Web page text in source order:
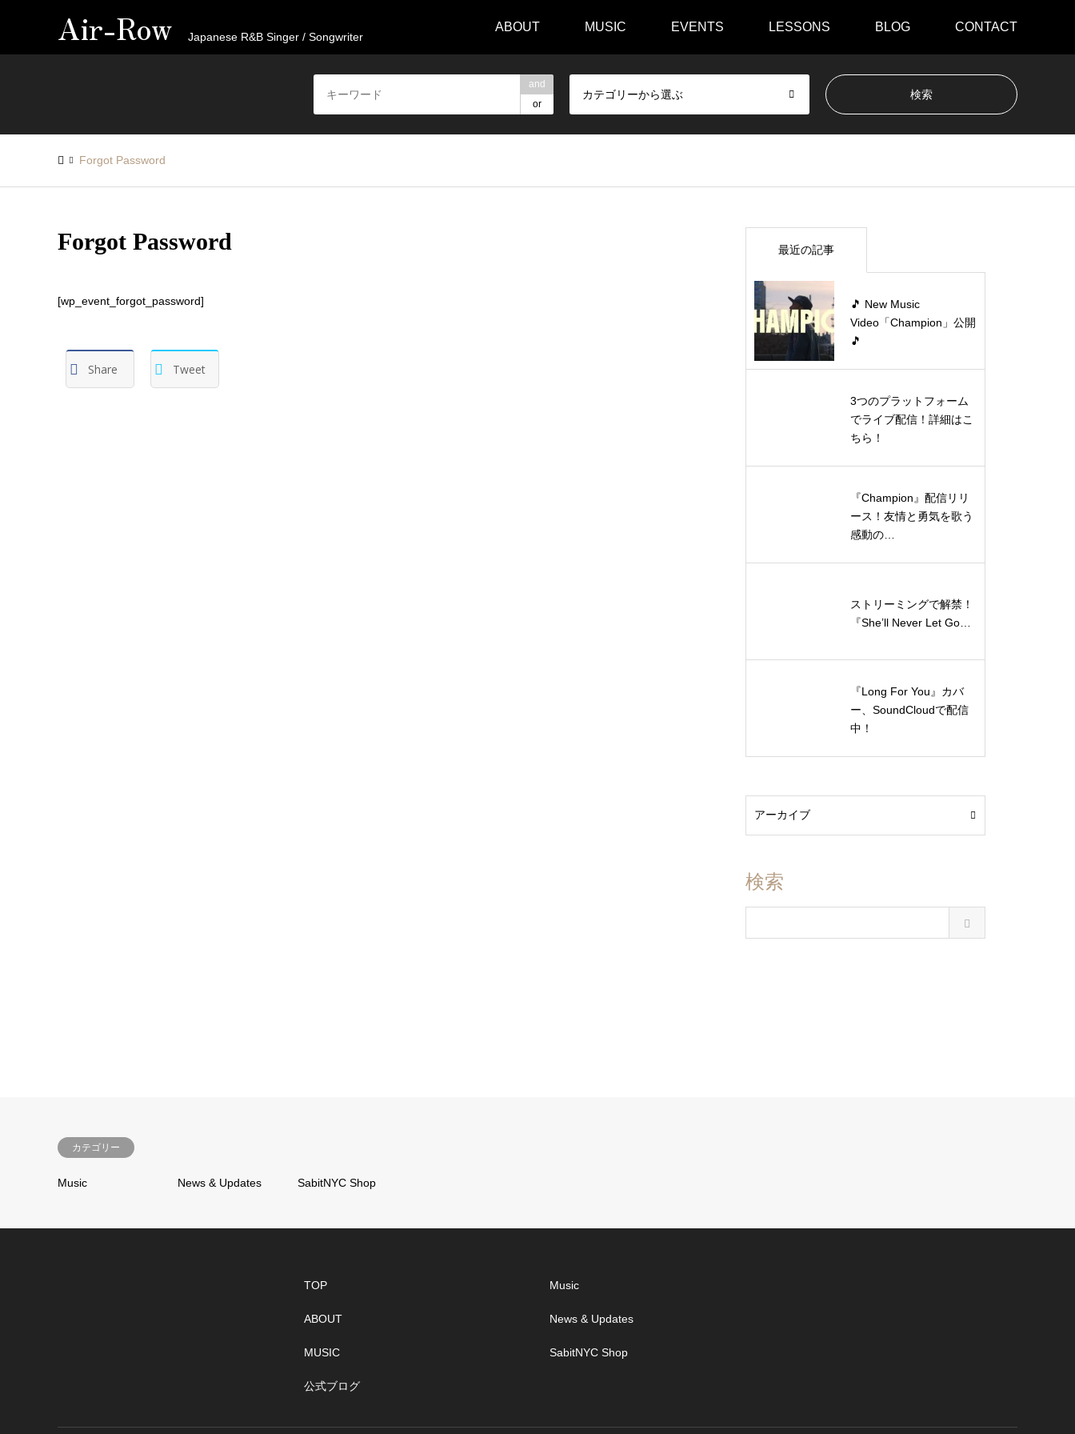
Air-Row Japanese R&B Singer / Songwriter
ABOUT MUSIC EVENTS LESSONS BLOG CONTACT
and
or
カテゴリーから選ぶ
Forgot Password
Forgot Password
[wp_event_forgot_password]
Share Tweet
最近の記事
🎵 New Music
Video「Champion」公開
🎵
3つのプラットフォーム
でライブ配信！詳細はこ
ちら！
『Champion』配信リリ
ース！友情と勇気を歌う
感動の…
ストリーミングで解禁！
『She’ll Never Let Go…
『Long For You』カバ
ー、SoundCloudで配信
中！
検索
カテゴリー
Music News & Updates SabitNYC Shop
TOP
ABOUT
MUSIC
公式ブログ
Music
News & Updates
SabitNYC Shop